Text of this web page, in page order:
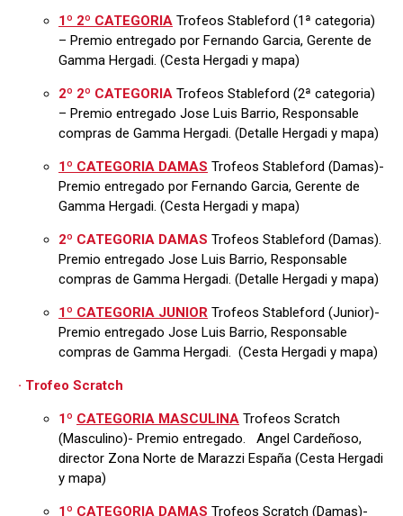
1º 2º CATEGORIA Trofeos Stableford (1ª categoria)
– Premio entregado por Fernando Garcia, Gerente de
Gamma Hergadi. (Cesta Hergadi y mapa)
2º 2º CATEGORIA Trofeos Stableford (2ª categoria)
– Premio entregado Jose Luis Barrio, Responsable
compras de Gamma Hergadi. (Detalle Hergadi y mapa)
1º CATEGORIA DAMAS Trofeos Stableford (Damas)-
Premio entregado por Fernando Garcia, Gerente de
Gamma Hergadi. (Cesta Hergadi y mapa)
2º CATEGORIA DAMAS Trofeos Stableford (Damas).
Premio entregado Jose Luis Barrio, Responsable
compras de Gamma Hergadi. (Detalle Hergadi y mapa)
1º CATEGORIA JUNIOR Trofeos Stableford (Junior)-
Premio entregado Jose Luis Barrio, Responsable
compras de Gamma Hergadi. (Cesta Hergadi y mapa)
· Trofeo Scratch
1º CATEGORIA MASCULINA Trofeos Scratch
(Masculino)- Premio entregado. Angel Cardeñoso,
director Zona Norte de Marazzi España (Cesta Hergadi
y mapa)
1º CATEGORIA DAMAS Trofeos Scratch (Damas)-